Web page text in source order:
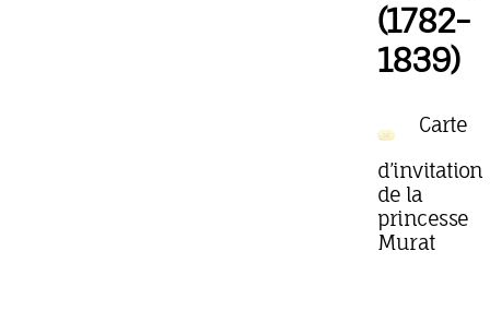
(1782-
1839)
Carte
d’invitation
de la
princesse
Murat